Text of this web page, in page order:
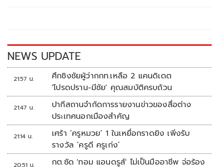
k k
NEWS UPDATE
21:57 น.
ศึกชิงชัยผู้ว่ากกท.เหลือ 2 แคนดิเดต
'โปรดปราน-มีชัย' คุณสมบัติครบถ้วน
21:47 น.
ปากีสถานจำกัดการรายงานข่าวของสื่อต่าง
ประเทศนอกเมืองสำคัญ
21:14 น.
เศร้า ‘ครูหมวย’ 1 ในเหยื่อกราดยิง เพิ่งรับ
รางวัล ‘ครูดี ครูเก่ง’
20:51 น.
กต.ซัด 'ทอม แอนดรูส์' ไม่เป็นมืออาชีพ จ่อร้อง